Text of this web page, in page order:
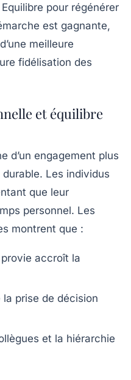
pour régénérer
est gagnante,
meilleure
fidélisation des
et équilibre
d’un engagement plus
Les individus
que leur
personnel. Les
montrent que :
accroît la
prise de décision
et la hiérarchie